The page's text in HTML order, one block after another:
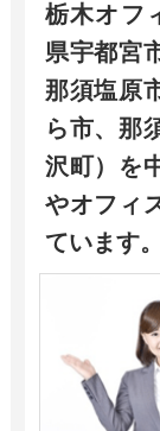
栃木オフ
県宇都宮
那須塩原
ら市、那
沢町）を
やオフィ
ています